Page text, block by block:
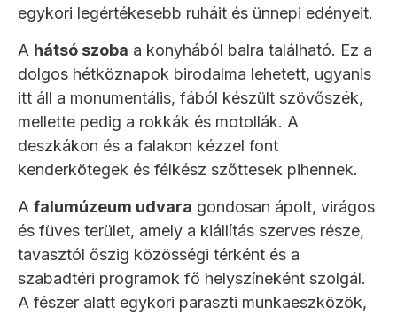
egykori legértékesebb ruháit és ünnepi edényeit.
A hátsó szoba a konyhából balra található. Ez a
dolgos hétköznapok birodalma lehetett, ugyanis
itt áll a monumentális, fából készült szövőszék,
mellette pedig a rokkák és motollák. A
deszkákon és a falakon kézzel font
kenderkötegek és félkész szőttesek pihennek.
A falumúzeum udvara gondosan ápolt, virágos
és füves terület, amely a kiállítás szerves része,
tavasztól őszig közösségi térként és a
szabadtéri programok fő helyszíneként szolgál.
A fészer alatt egykori paraszti munkaeszközök,